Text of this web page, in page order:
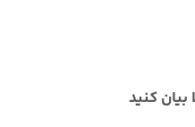
بیان کنید